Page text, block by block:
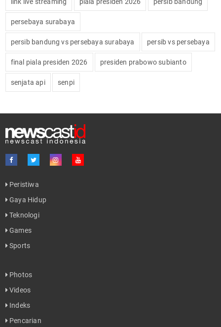
persebaya surabaya
persib bandung vs persebaya surabaya persib vs persebaya
final piala presiden 2026 presiden prabowo subianto
senjata api senpi
Peristiwa
Gaya Hidup
Teknologi
Games
Sports
Photos
Videos
Indeks
Pencarian